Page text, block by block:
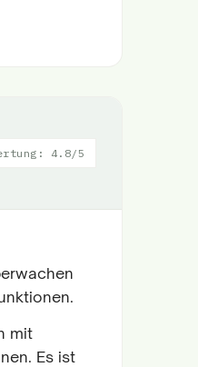
4.8/5
mit
Es ist